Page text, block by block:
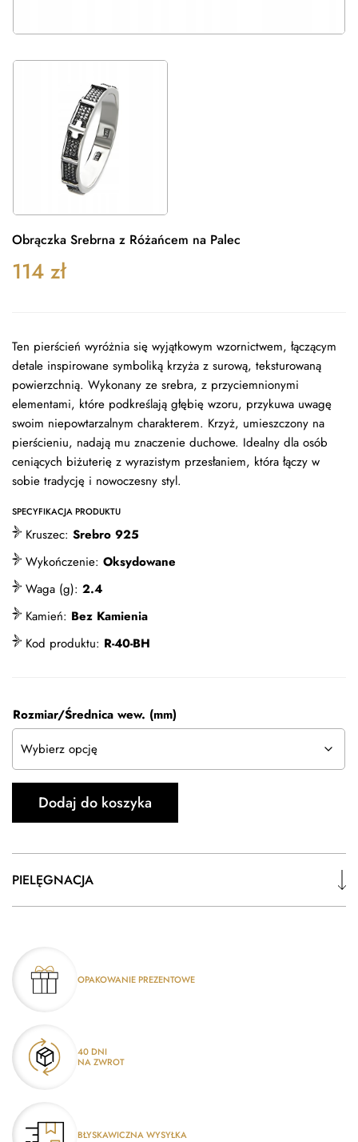
Obrączka Srebrna z Różańcem na Palec
114 zł
Ten pierścień wyróżnia się wyjątkowym wzornictwem, łączącym
detale inspirowane symboliką krzyża z surową, teksturowaną
powierzchnią. Wykonany ze srebra, z przyciemnionymi
elementami, które podkreślają głębię wzoru, przykuwa uwagę
swoim niepowtarzalnym charakterem. Krzyż, umieszczony na
pierścieniu, nadają mu znaczenie duchowe. Idealny dla osób
ceniących biżuterię z wyrazistym przesłaniem, która łączy w
sobie tradycję i nowoczesny styl.
SPECYFIKACJA PRODUKTU
Kruszec: Srebro 925
Wykończenie: Oksydowane
Waga (g): 2.4
Kamień: Bez Kamienia
Kod produktu: R-40-BH
Rozmiar/Średnica wew. (mm)
Dodaj do koszyka
PIELĘGNACJA
OPAKOWANIE PREZENTOWE
40 DNI
NA ZWROT
BŁYSKAWICZNA WYSYŁKA